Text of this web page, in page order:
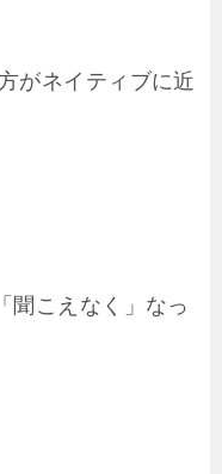
がネイティブに近
聞こえなく」なっ